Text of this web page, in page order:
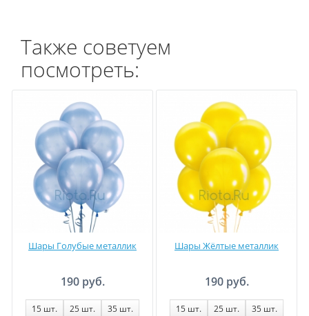
Также советуем
посмотреть:
Шары Голубые металлик
190 руб.
15 шт. 25 шт. 35 шт.
Шары Жёлтые металлик
190 руб.
15 шт. 25 шт. 35 шт.